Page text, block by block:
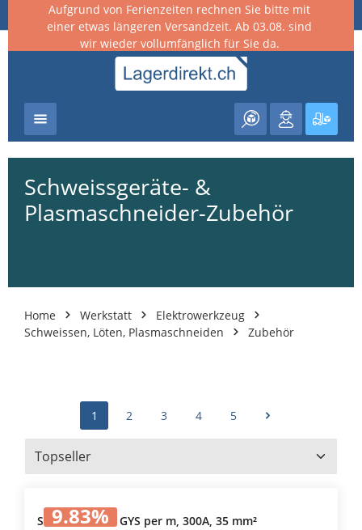
springen
Aufgrund von Ferienzeiten rechnen Sie bitte mit
einer etwas längeren Versandzeit. Ab 03.08. sind
wir wieder vollumfänglich für Sie da.
Schweissgeräte- &
Plasmaschneider-Zubehör
Home Werkstatt
Elektrowerkzeug
Schweissen, Löten, Plasmaschneiden
Zubehör
1 2 3 4 5
9.83%
Schweisskabel GYS per m, 300A, 35 mm²